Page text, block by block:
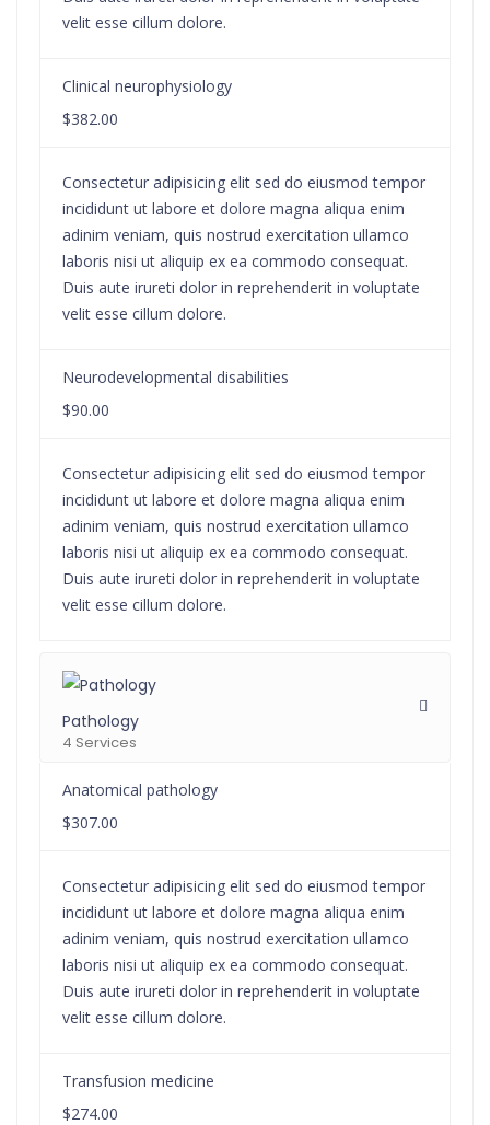
velit esse cillum dolore.
Clinical neurophysiology
$382.00
Consectetur adipisicing elit sed do eiusmod tempor
incididunt ut labore et dolore magna aliqua enim
adinim veniam, quis nostrud exercitation ullamco
laboris nisi ut aliquip ex ea commodo consequat.
Duis aute irureti dolor in reprehenderit in voluptate
velit esse cillum dolore.
Neurodevelopmental disabilities
$90.00
Consectetur adipisicing elit sed do eiusmod tempor
incididunt ut labore et dolore magna aliqua enim
adinim veniam, quis nostrud exercitation ullamco
laboris nisi ut aliquip ex ea commodo consequat.
Duis aute irureti dolor in reprehenderit in voluptate
velit esse cillum dolore.
Pathology
4 Services
Anatomical pathology
$307.00
Consectetur adipisicing elit sed do eiusmod tempor
incididunt ut labore et dolore magna aliqua enim
adinim veniam, quis nostrud exercitation ullamco
laboris nisi ut aliquip ex ea commodo consequat.
Duis aute irureti dolor in reprehenderit in voluptate
velit esse cillum dolore.
Transfusion medicine
$274.00